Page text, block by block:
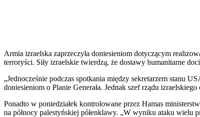
Armia izraelska zaprzeczyła doniesieniom dotyczącym
terroryści. Siły izraelskie twierdzą, że dostawy humanitarne
„Jednocześnie podczas spotkania między sekretarzem stanu
doniesieniom o Planie Generała. Jednak szef rządu
Ponadto w poniedziałek kontrolowane przez Hamas
na północy palestyńskiej półenklawy. „W wyniku ataku wielu